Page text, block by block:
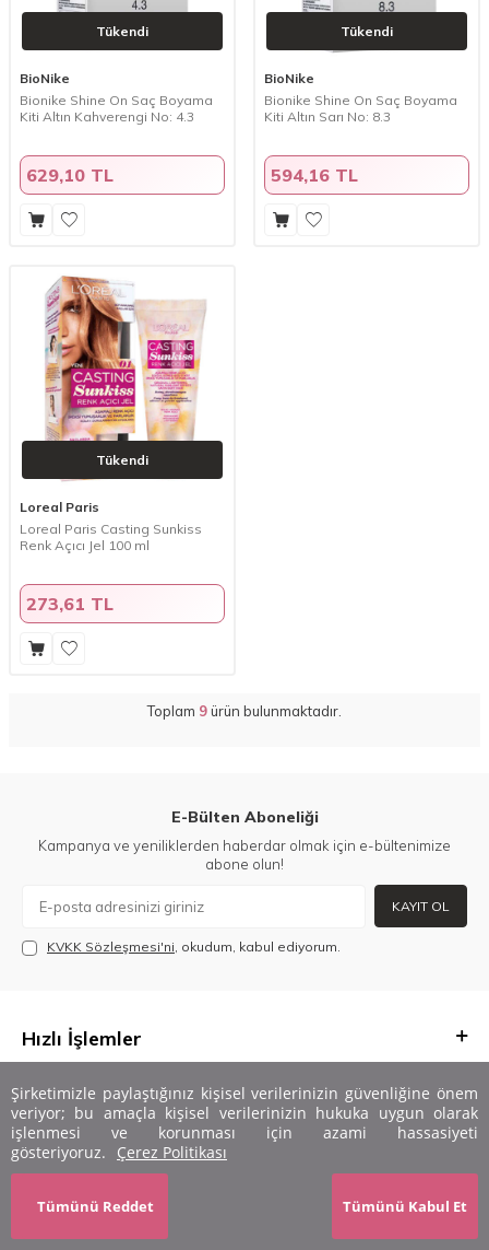
Şirketimizle paylaştığınız kişisel verilerinizin güvenliğine önem
veriyor; bu amaçla kişisel verilerinizin hukuka uygun olarak
işlenmesi ve korunması için azami hassasiyeti
gösteriyoruz.
Çerez Politikası
Ayarları Düzenle Tümünü Kabul Et
Tümünü Reddet
Tükendi
BioNike
Bionike Shine On Saç Boyama
Kiti Altın Kahverengi No: 4.3
629,10 TL
Tükendi
BioNike
Bionike Shine On Saç Boyama
Kiti Altın Sarı No: 8.3
594,16 TL
Tükendi
Loreal Paris
Loreal Paris Casting Sunkiss
Renk Açıcı Jel 100 ml
273,61 TL
Toplam 9ürün bulunmaktadır.
E-Bülten Aboneliği
Kampanya ve yeniliklerden haberdar olmak için e-bültenimize
abone olun!
KAYIT OL
KVKK Sözleşmesi'ni, okudum, kabul ediyorum.
Hızlı İşlemler
Önemli Bilgiler
Adres & İletişim